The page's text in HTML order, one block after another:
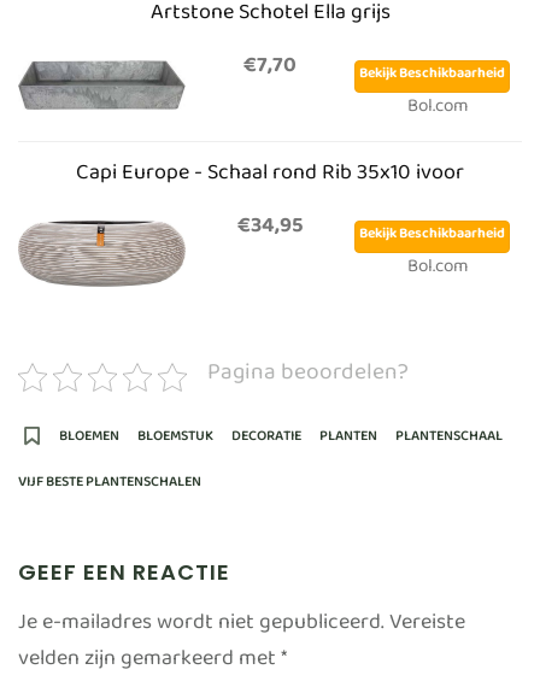
Artstone Schotel Ella grijs
€7,70
Bekijk Beschikbaarheid
Bol.com
Capi Europe - Schaal rond Rib 35x10 ivoor
€34,95
Bekijk Beschikbaarheid
Bol.com
Pagina beoordelen?
BLOEMEN BLOEMSTUK DECORATIE PLANTEN
PLANTENSCHAAL
VIJF BESTE PLANTENSCHALEN
GEEF EEN REACTIE
Je e-mailadres wordt niet gepubliceerd.Vereiste
velden zijn gemarkeerd met*